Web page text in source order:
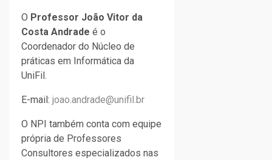
O Professor João Vitor da
Costa Andrade é o
Coordenador do Núcleo de
práticas em Informática da
UniFil.
E-mail: joao.andrade@unifil.br
O NPI também conta com equipe
própria de Professores
Consultores especializados nas